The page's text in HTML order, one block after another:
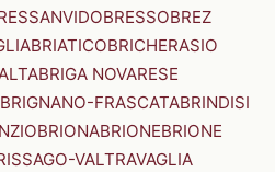
BRESSOBREZ
BRIATICOBRICHERASIO
BRIGA NOVARESE
BRIGNANO-FRASCATABRINDISI
BRIONABRIONEBRIONE
VALTRAVAGLIA